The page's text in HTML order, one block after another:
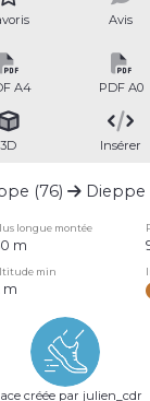
Avis
A4 PDF A0
3D Insérer
(76) Dieppe
longue montée
m
min
m
créée par julien_cdr